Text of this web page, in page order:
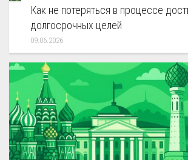
Как не потеряться в процессе
долгосрочных целей
09.06.2026